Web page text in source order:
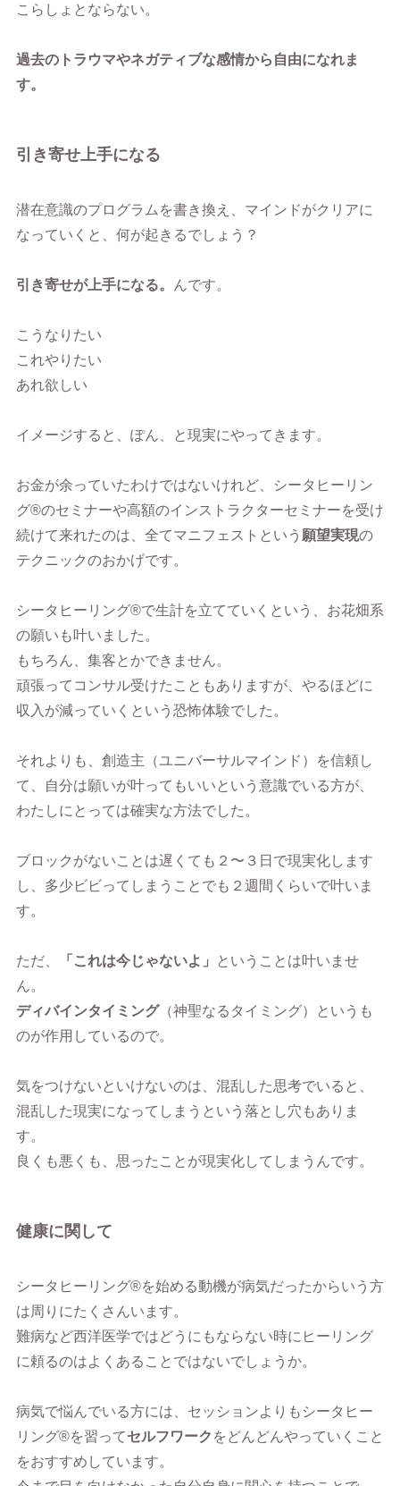
こらしょとならない。
過去のトラウマやネガティブな感情から自由になれま
す。
引き寄せ上手になる
潜在意識のプログラムを書き換え、マインドがクリアに
なっていくと、何が起きるでしょう？
引き寄せが上手になる。 んです。
こうなりたい
これやりたい
あれ欲しい
イメージすると、ぽん、と現実にやってきます。
お金が余っていたわけではないけれど、シータヒーリン
グ®︎のセミナーや高額のインストラクターセミナーを受け
続けて来れたのは、全てマニフェストという 願望実現の
テクニックのおかげです。
シータヒーリング®︎で生計を立てていくという、お花畑系
の願いも叶いました。
もちろん、集客とかできません。
頑張ってコンサル受けたこともありますが、やるほどに
収入が減っていくという恐怖体験でした。
それよりも、創造主（ユニバーサルマインド）を信頼し
て、自分は願いが叶ってもいいという意識でいる方が、
わたしにとっては確実な方法でした。
ブロックがないことは遅くても２〜３日で現実化します
し、多少ビビってしまうことでも２週間くらいで叶いま
す。
ただ、 「これは今じゃないよ」
ということは叶いませ
ん。
ディバインタイミング（神聖なるタイミング）というも
のが作用しているので。
気をつけないといけないのは、混乱した思考でいると、
混乱した現実になってしまうという落とし穴もありま
す。
良くも悪くも、思ったことが現実化してしまうんです。
健康に関して
シータヒーリング®︎を始める動機が病気だったからいう方
は周りにたくさんいます。
難病など西洋医学ではどうにもならない時にヒーリング
に頼るのはよくあることではないでしょうか。
病気で悩んでいる方には、セッションよりもシータヒー
リング®︎を習ってセルフワーク をどんどんやっていくこと
をおすすめしています。